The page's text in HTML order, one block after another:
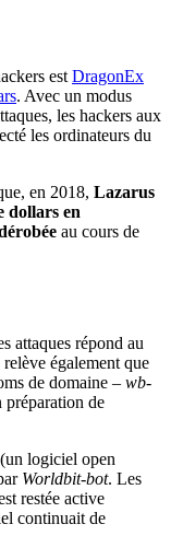
est DragonEx
. Avec un modus
les hackers aux
les ordinateurs du
en 2018, Lazarus
dollars en
au cours de
attaques répond au
également que
de domaine – wb-
préparation de
(un logiciel open
Worldbit-bot. Les
restée active
continuait de